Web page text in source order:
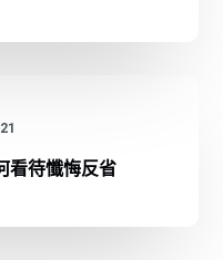
看待懺悔反省